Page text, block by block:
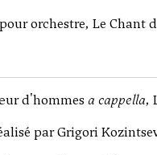
orchestre, Le Chant
d'hommes a cappella,
par Grigori